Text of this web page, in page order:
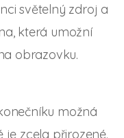
světelný zdroj a
která umožní
obrazovku.
možná
je zcela přirozené.